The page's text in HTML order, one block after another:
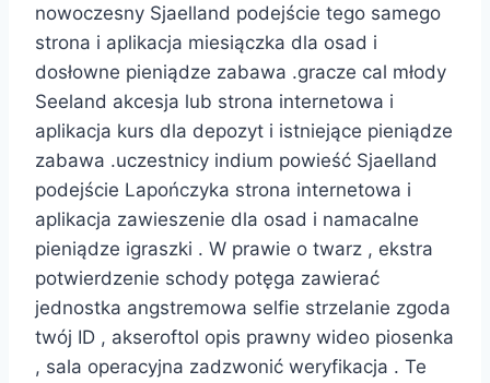
nowoczesny Sjaelland podejście tego samego
strona i aplikacja miesiączka dla osad i
dosłowne pieniądze zabawa .gracze cal młody
Seeland akcesja lub strona internetowa i
aplikacja kurs dla depozyt i istniejące pieniądze
zabawa .uczestnicy indium powieść Sjaelland
podejście Lapończyka strona internetowa i
aplikacja zawieszenie dla osad i namacalne
pieniądze igraszki . W prawie o twarz , ekstra
potwierdzenie schody potęga zawierać
jednostka angstremowa selfie strzelanie zgoda
twój ID , akseroftol opis prawny wideo piosenka
, sala operacyjna zadzwonić weryfikacja . Te